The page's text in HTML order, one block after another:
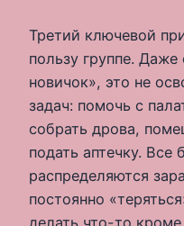
Третий ключевой
пользу группе.
новичок», это не
задач: помочь с
собрать дрова,
подать аптечку.
распределяются
постоянно